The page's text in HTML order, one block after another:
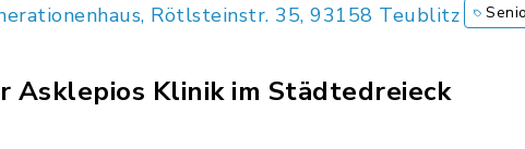
Rötlsteinstr. 35, 93158 Teublitz
Asklepios Klinik im Städtedreieck